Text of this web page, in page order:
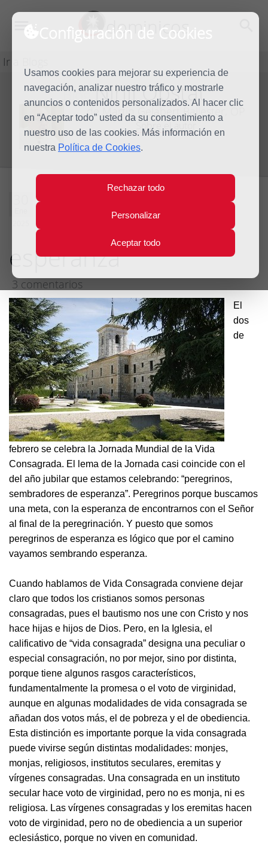
Configuración de Cookies
Usamos cookies para mejorar su experiencia de
navegación, analizar nuestro tráfico y mostrarle
anuncios o contenidos personalizados. Al hacer clic
en “Aceptar todo” usted da su consentimiento a
nuestro uso de las cookies. Más información en
nuestra Política de Cookies.
Rechazar todo
Personalizar
Aceptar todo
dominicos
Ir a Blogs
BlogNihil Obstat
de Martín Gelabert Ballester, OP
Sobre el autor
Peregrinos,
sembradores de
esperanza
3 comentarios
El
dos
de
febrero se celebra la Jornada Mundial de la Vida
Consagrada. El lema de la Jornada casi coincide con el
del año jubilar que estamos celebrando: “peregrinos,
sembradores de esperanza”. Peregrinos porque buscamos
una meta, con la esperanza de encontrarnos con el Señor
al final de la peregrinación. Y puesto que somos
peregrinos de esperanza es lógico que por el camino
vayamos sembrando esperanza.
Cuando hablamos de Vida Consagrada conviene dejar
claro que todos los cristianos somos personas
consagradas, pues el bautismo nos une con Cristo y nos
hace hijas e hijos de Dios. Pero, en la Iglesia, el
calificativo de “vida consagrada” designa una peculiar o
especial consagración, no por mejor, sino por distinta,
porque tiene algunos rasgos característicos,
fundamentalmente la promesa o el voto de virginidad,
aunque en algunas modalidades de vida consagrada se
añadan dos votos más, el de pobreza y el de obediencia.
Esta distinción es importante porque la vida consagrada
puede vivirse según distintas modalidades: monjes,
monjas, religiosos, institutos seculares, eremitas y
vírgenes consagradas. Una consagrada en un instituto
secular hace voto de virginidad, pero no es monja, ni es
religiosa. Las vírgenes consagradas y los eremitas hacen
voto de virginidad, pero no de obediencia a un superior
eclesiástico, porque no viven en comunidad.